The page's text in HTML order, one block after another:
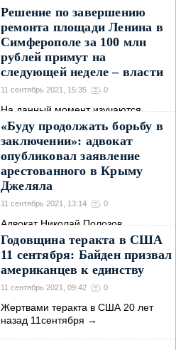
Решение по завершению
ремонта площади Ленина в
Симферополе за 100 млн
рублей примут на
следующей неделе – власти
11 сентябрь 2021, 15:35 0
На данный момент изучаются
различные варианты→
«Буду продолжать борьбу в
заключении»: адвокат
опубликовал заявление
арестованного в Крыму
Джеляла
11 сентябрь 2021, 13:14 0
Адвокат Николай Полозов
опубликовал заявление→
Годовщина теракта в США
11 сентября: Байден призвал
американцев к единству
11 сентябрь 2021, 09:42 0
Жертвами теракта в США 20 лет
назад 11сентября →